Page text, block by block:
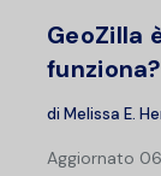
GeoZilla
di Melissa E.
Aggiornato